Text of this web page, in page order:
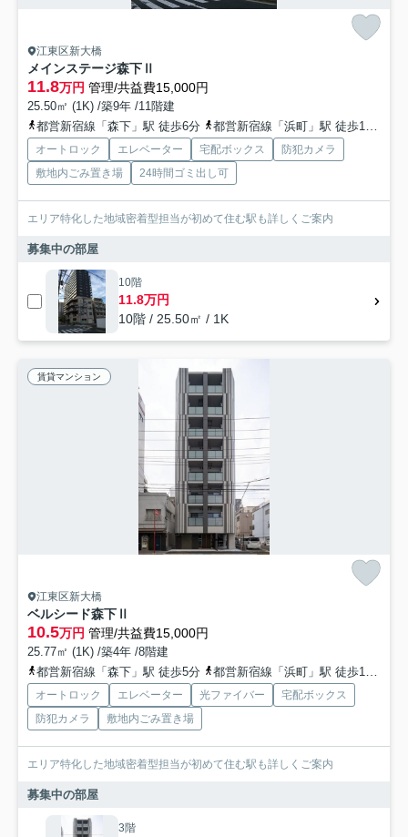
江東区新大橋
メインステージ森下Ⅱ
11.8万円 管理/共益費15,000円
25.50㎡ (1K) /築9年 /11階建
都営新宿線「森下」駅 徒歩6分
都営新宿線「浜町」駅 徒歩13分
オートロック エレベーター 宅配ボックス
防犯カメラ
敷地内ごみ置き場
24時間ゴミ出し可
エリア特化した地域密着型担当が初めて住む駅も詳しくご案内
募集中の部屋
10階
11.8万円
10階 / 25.50㎡ / 1K
賃貸マンション
江東区新大橋
ベルシード森下Ⅱ
10.5万円 管理/共益費15,000円
25.77㎡ (1K) /築4年 /8階建
都営新宿線「森下」駅 徒歩5分
都営新宿線「浜町」駅 徒歩13分
オートロック エレベーター 光ファイバー
宅配ボックス
防犯カメラ
敷地内ごみ置き場
エリア特化した地域密着型担当が初めて住む駅も詳しくご案内
募集中の部屋
3階